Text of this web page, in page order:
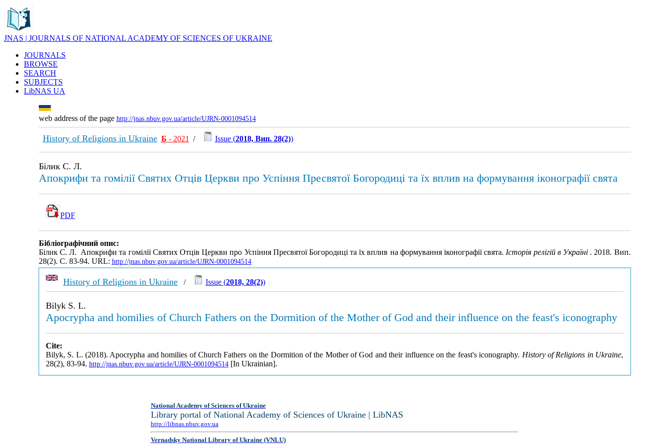
JNAS | JOURNALS OF NATIONAL ACADEMY OF SCIENCES OF UKRAINE
JOURNALS
BROWSE
SEARCH
SUBJECTS
LibNAS UA
web address of the page http://jnas.nbuv.gov.ua/article/UJRN-0001094514
History of Religions in Ukraine Б - 2021 / Issue (2018, Вип. 28(2))
Білик С. Л.
Апокрифи та гомілії Святих Отців Церкви про Успіння Пресвятої Богородиці та їх вплив на формування іконографії свята
PDF
Бібліографічний опис:
Білик С. Л. Апокрифи та гомілії Святих Отців Церкви про Успіння Пресвятої Богородиці та їх вплив на формування іконографії свята.Історія релігій в Україні . 2018. Вип.
28(2). С. 83-94. URL: http://jnas.nbuv.gov.ua/article/UJRN-0001094514
History of Religions in Ukraine/ Issue (2018, 28(2))
Bilyk S. L.
Apocrypha and homilies of Church Fathers on the Dormition of the Mother of God and their influence on the feast's iconography
Cite:
Bilyk, S. L. (2018). Apocrypha and homilies of Church Fathers on the Dormition of the Mother of God and their influence on the feast's iconography. History of Religions in Ukraine,
28(2), 83-94. http://jnas.nbuv.gov.ua/article/UJRN-0001094514[In Ukrainian].
National Academy of Sciences of Ukraine
Library portal of National Academy of Sciences of Ukraine | LibNAS
http://libnas.nbuv.gov.ua
Vernadsky National Library of Ukraine (VNLU)